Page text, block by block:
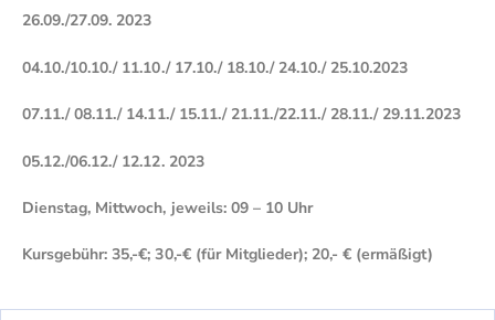
26.09./27.09. 2023
04.10./10.10./ 11.10./ 17.10./ 18.10./ 24.10./ 25.10.2023
07.11./ 08.11./ 14.11./ 15.11./ 21.11./22.11./ 28.11./ 29.11.2023
05.12./06.12./ 12.12. 2023
Dienstag, Mittwoch, jeweils: 09 – 10 Uhr
Kursgebühr: 35,-€; 30,-€ (für Mitglieder); 20,- € (ermäßigt)